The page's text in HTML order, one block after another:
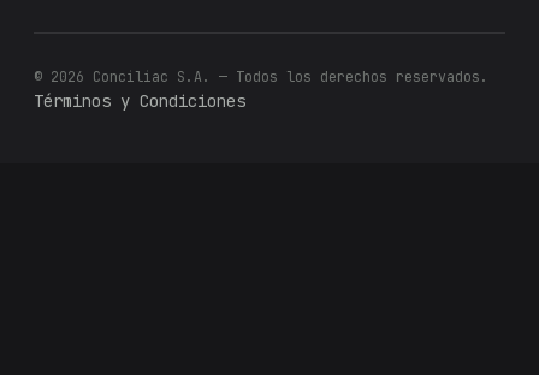
© 2026 Conciliac S.A. — Todos los derechos reservados.
Términos y Condiciones